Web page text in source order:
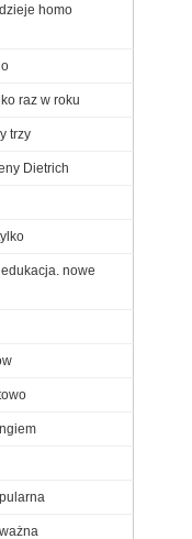
homo
raz w roku
trzy
Dietrich
nowe